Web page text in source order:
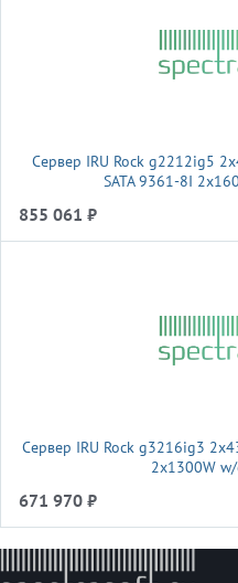
Сервер IRU Rock g2212ig5
SATA 9361-8I
855 061 ₽
Сервер IRU Rock g3216ig3
2x1300W
671 970 ₽